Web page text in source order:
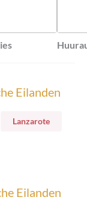
Lanzarote
Eilanden